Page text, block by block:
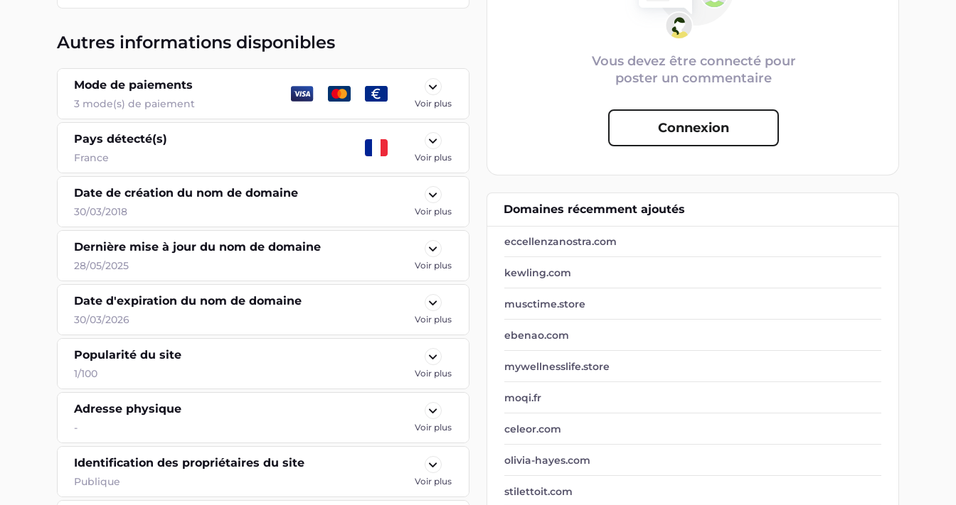
Autres informations disponibles
Mode de paiements
3 mode(s) de paiement Voir plus
Pays détecté(s)
France Voir plus
Date de création du nom de domaine
30/03/2018 Voir plus
Dernière mise à jour du nom de domaine
28/05/2025 Voir plus
Date d'expiration du nom de domaine
30/03/2026 Voir plus
Popularité du site
1/100 Voir plus
Adresse physique
- Voir plus
Identification des propriétaires du site
Publique Voir plus
Vous devez être connecté pour
poster un commentaire
Connexion
Domaines récemment ajoutés
eccellenzanostra.com
kewling.com
musctime.store
ebenao.com
mywellnesslife.store
moqi.fr
celeor.com
olivia-hayes.com
stilettoit.com